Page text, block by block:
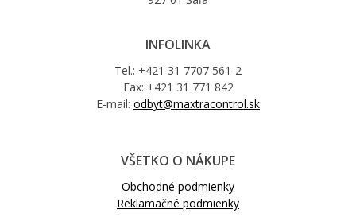
INFOLINKA
Tel.: +421 31 7707 561-2
Fax: +421 31 771 842
E-mail: odbyt@maxtracontrol.sk
VŠETKO O NÁKUPE
Obchodné podmienky
Reklamačné podmienky